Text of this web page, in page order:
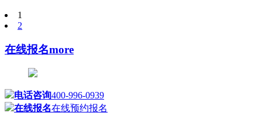
1
2
在线报名more
电话咨询400-996-0939
在线报名在线预约报名